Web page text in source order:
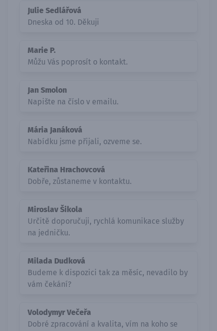
Julie Sedlářová
Dneska od 10. Děkuji
Marie P.
Můžu Vás poprosít o kontakt.
Jan Smolon
Napište na číslo v emailu.
Mária Janáková
Nabídku jsme přijali, ozveme se.
Kateřina Hrachovcová
Dobře, zůstaneme v kontaktu.
Miroslav Šikola
Určitě doporučuji, rychlá komunikace služby
na jedničku.
Milada Dudková
Budeme k dispozici tak za měsíc, nevadilo by
vám čekání?
Volodymyr Večeřa
Dobré zpracování a kvalita, vím na koho se